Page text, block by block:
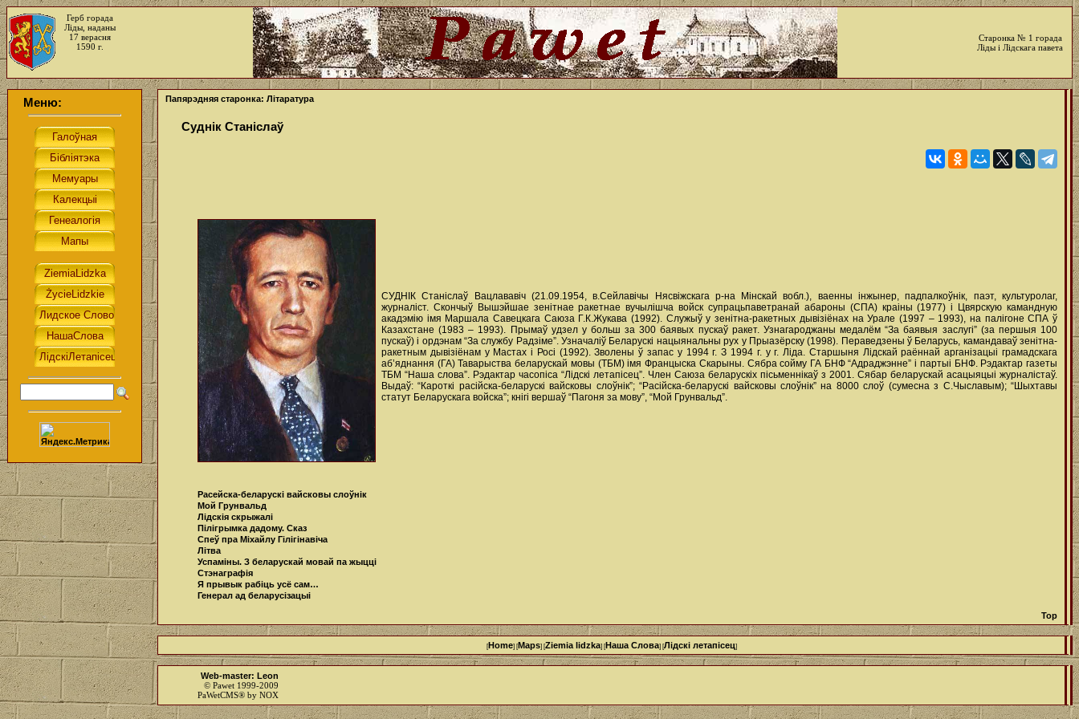
Герб горада
Ліды, наданы
17 верасня
1590 г.
Старонка № 1 горада
Ліды і Лідскага павета
Меню: Папярэдняя старонка: Літаратура
Суднік Станіслаў
СУДНІК Станіслаў Вацлававіч (21.09.1954, в.Сейлавічы Нясвіжскага р-на Мінскай вобл.), ваенны інжынер, падпалкоўнік, паэт, культуролаг,
журналіст. Скончыў Вышэйшае зенітнае ракетнае вучылішча войск супрацьпаветранай абароны (СПА) краіны (1977) і Цвярскую камандную
акадэмію імя Маршала Савецкага Саюза Г.К.Жукава (1992). Служыў у зенітна-ракетных дывізіёнах на Урале (1997 – 1993), на палігоне СПА ў
Казахстане (1983 – 1993). Прымаў удзел у больш за 300 баявых пускаў ракет. Узнагароджаны медалём “За баявыя заслугі” (за першыя 100
пускаў) і ордэнам “За службу Радзіме”. Узначаліў Беларускі нацыянальны рух у Прыазёрску (1998). Пераведзены ў Беларусь, камандаваў зенітна-
ракетным дывізіёнам у Мастах і Росі (1992). Зволены ў запас у 1994 г. З 1994 г. у г. Ліда. Старшыня Лідскай раённай арганізацыі грамадскага
аб’яднання (ГА) Таварыства беларускай мовы (ТБМ) імя Францыска Скарыны. Сябра сойму ГА БНФ “Адраджэнне” і партыі БНФ. Рэдактар газеты
ТБМ “Наша слова”. Рэдактар часопіса “Лідскі летапісец”. Член Саюза беларускіх пісьменнікаў з 2001. Сябар беларускай асацыяцыі журналістаў.
Выдаў: “Кароткі расійска-беларускі вайсковы слоўнік”; “Расійска-беларускі вайсковы слоўнік” на 8000 слоў (сумесна з С.Чыславым); “Шыхтавы
статут Беларускага войска”; кнігі вершаў “Пагоня за мову”, “Мой Грунвальд”.
Расейска-беларускі вайсковы слоўнік
Мой Грунвальд
Лідскія скрыжалі
Пілігрымка дадому. Сказ
Спеў пра Міхайлу Гілігінавіча
Літва
Успаміны. З беларускай мовай па жыцці
Стэнаграфія
Я прывык рабіць усё сам…
Генерал ад беларусізацыі
Top
[Home] [Maps] [Ziemia lidzka] [Наша Cлова] [Лідскі летапісец]
Web-master: Leon
© Pawet 1999-2009
PaWetCMS® by NOX